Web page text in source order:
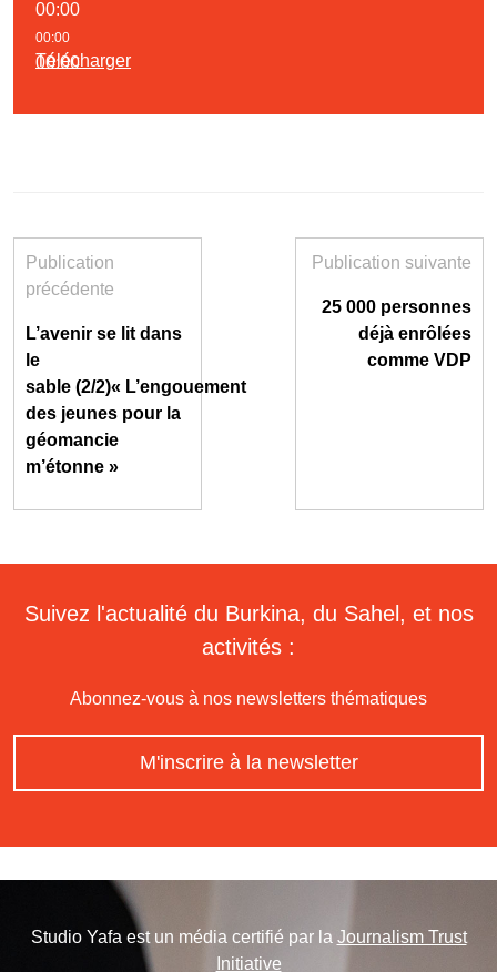
00:00
00:00
00:00
Télécharger
Publication
précédente
L’avenir se lit dans
le
sable (2/2)« L’engouement
des jeunes pour la
géomancie
m’étonne »
Publication suivante
25 000 personnes
déjà enrôlées
comme VDP
Suivez l'actualité du Burkina, du Sahel, et nos
activités :
Abonnez-vous à nos newsletters thématiques
M'inscrire à la newsletter
Studio Yafa est un média certifié par la Journalism Trust
Initiative